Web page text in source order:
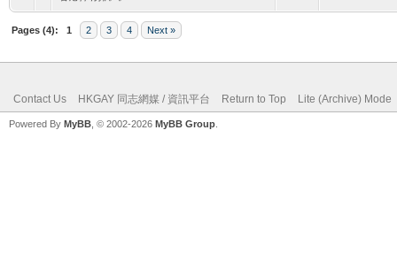
Pages (4): 1 2 3 4 Next »
Contact Us HKGAY 同志網媒 / 資訊平台 Return to Top Lite (Archive) Mode
Powered By MyBB , © 2002-2026 MyBB Group